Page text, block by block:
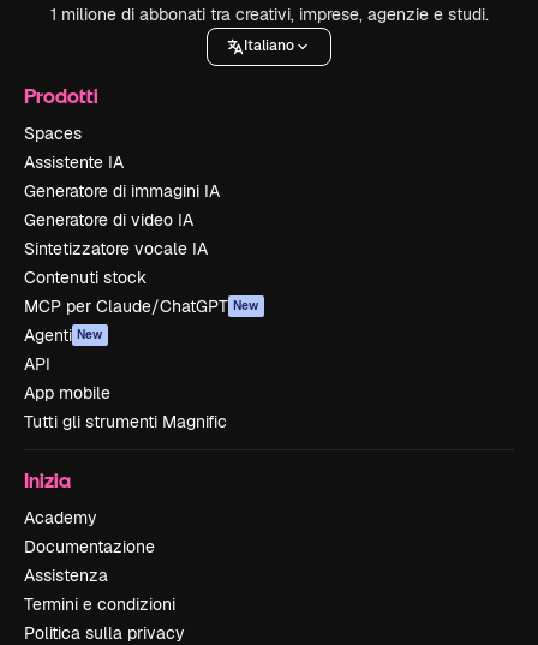
1 milione di abbonati tra creativi, imprese, agenzie e studi.
Italiano
Prodotti
Spaces
Assistente IA
Generatore di immagini IA
Generatore di video IA
Sintetizzatore vocale IA
Contenuti stock
MCP per Claude/ChatGPT New
Agenti New
API
App mobile
Tutti gli strumenti Magnific
Inizia
Academy
Documentazione
Assistenza
Termini e condizioni
Politica sulla privacy